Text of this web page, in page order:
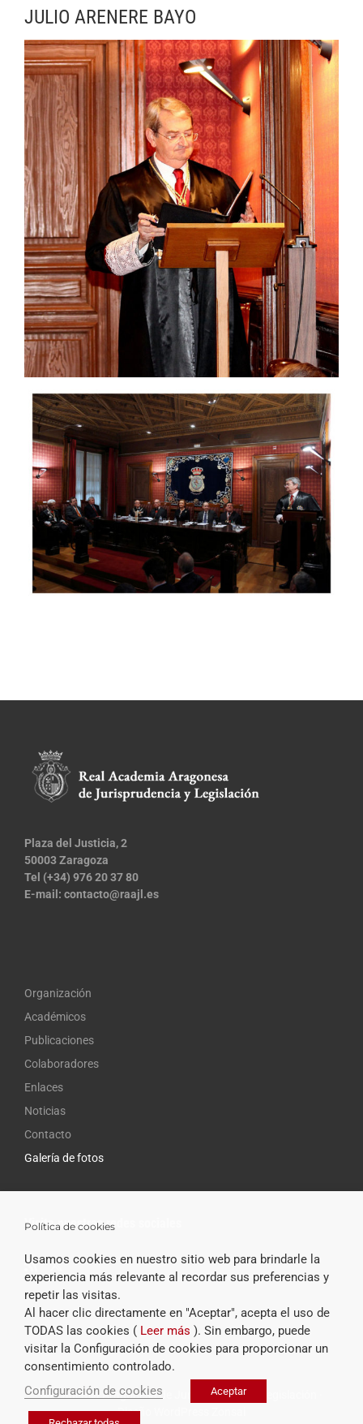
JULIO ARENERE BAYO
Plaza del Justicia, 2
50003 Zaragoza
Tel (+34) 976 20 37 80
E-mail: contacto@raajl.es
Organización
Académicos
Publicaciones
Colaboradores
Enlaces
Noticias
Contacto
Galería de fotos
Visita nuestras redes sociales
©Academia Aragonesa de Jurisprudencia y Legislación ·
Diseño WordPress Zonsai
Política de cookies
Usamos cookies en nuestro sitio web para brindarle la
experiencia más relevante al recordar sus preferencias y
repetir las visitas.
Al hacer clic directamente en "Aceptar", acepta el uso de
TODAS las cookies ( Leer más ). Sin embargo, puede
visitar la Configuración de cookies para proporcionar un
consentimiento controlado.
Configuración de cookies
Aceptar